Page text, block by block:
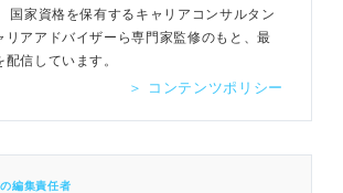
国家資格を保有するキャリアコンサルタン
リアアドバイザーら専門家監修のもと、最
信しています。
＞ コンテンツポリシー
編集責任者